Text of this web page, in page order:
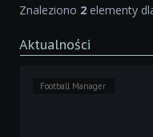
Znaleziono 2 elementy
Aktualności
Football Manager